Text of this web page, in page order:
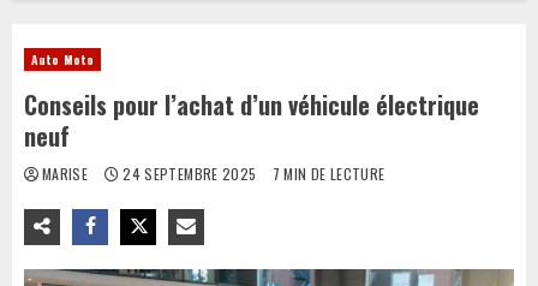
Auto Moto
Conseils pour l’achat d’un véhicule électrique
neuf
MARISE 24 SEPTEMBRE 2025 7 MIN DE LECTURE